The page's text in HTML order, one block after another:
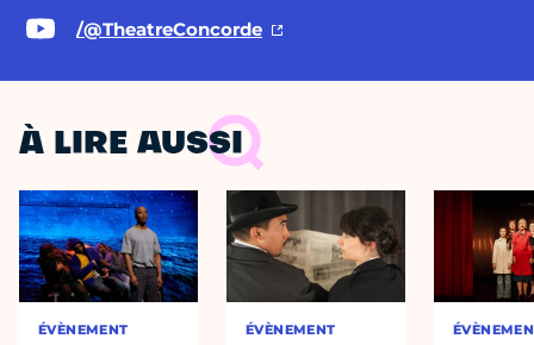
/@TheatreConcorde
À LIRE AUSSI
ÉVÈNEMENT ÉVÈNEMENT